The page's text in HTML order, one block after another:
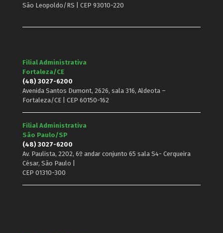
São Leopoldo/RS | CEP 93010-220
Filial Administrativa
Fortaleza/CE
(48) 3027-6200
Avenida Santos Dumont, 2626, sala 316, Aldeota –
Fortaleza/CE | CEP 60150-162
Filial Administrativa
São Paulo/SP
(48) 3027-6200
Av. Paulista, 2202, 6º andar conjunto 65 sala S4- Cerqueira
César, São Paulo |
CEP 01310-300